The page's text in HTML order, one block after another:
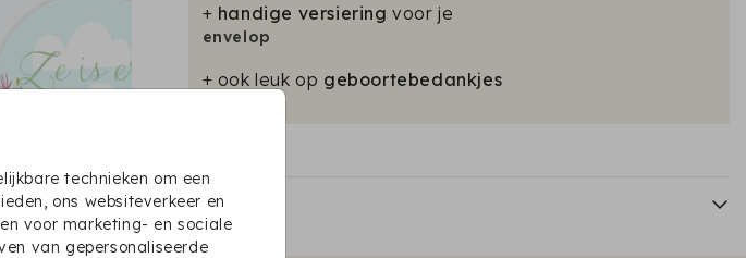
technieken om een
ons websiteverkeer en
voor marketing- en sociale
van gepersonaliseerde
+ handige versiering voor je
envelop
+ ook leuk op geboortebedankjes
Prijzen